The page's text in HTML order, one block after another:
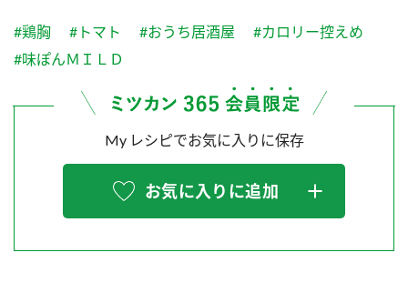
ふりかけ
炊き込みご飯の素 米飯用調味液
つゆ
鍋なび
納豆のサイト
お酢を知ろう！
水の文化センター（アーカイブ）
ZENB initiative
MIM（ミツカンミュージアム）
お客様相談センター
お客様の声をいかしました
販売終了製品のご案内
よくあるご質問
#鶏胸 #トマト #おうち居酒屋
#カロリー控えめ
#味ぽんＭＩＬＤ
My レシピでお気に入りに保存
お気に入りに追加